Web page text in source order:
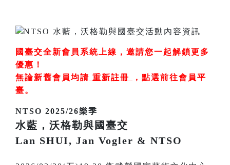
國臺交全新會員系統上線，邀請您一起解鎖更多
優惠！
無論新舊會員均請 重新註冊 ， 點選前往會員平
臺。
NTSO 2025/26樂季
水藍，沃格勒與國臺交
Lan SHUI, Jan Vogler & NTSO